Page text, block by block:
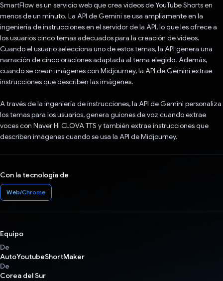
SmartFlow es un servicio web que crea videos de YouTube Shorts en
menos de un minuto. La API de Gemini se usa ampliamente en la
ingeniería de instrucciones en el servidor de la API, lo que les ofrece a
los usuarios cinco temas adecuados para la creación de videos.
Cuando el usuario selecciona uno de estos temas, la API genera una
narración de cinco oraciones adaptada al tema elegido. Además,
cuando se crean imágenes con Midjourney, la API de Gemini extrae
instrucciones que describen las imágenes.
A través de la ingeniería de instrucciones, la API de Gemini personaliza
los temas para los usuarios, genera guiones de voz cuando extrae
voces con Naver Hi CLOVA TTS y también extrae instrucciones que
describen imágenes cuando se usa la API de Midjourney.
Con la tecnología de
Web/Chrome
Equipo
De
AutoYoutubeShortMaker
De
Corea del Sur